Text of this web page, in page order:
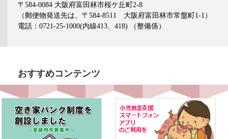
〒584-0084 大阪府富田林市桜ケ丘町2-8
（郵便物発送先は、〒584-8511 大阪府富田林市常盤町1-1）
電話：0721-25-1000(内線413、418)
（整備係）
おすすめコンテンツ